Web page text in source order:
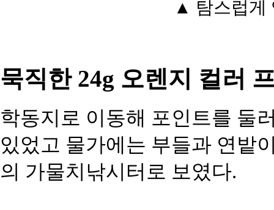
▲ 탐스럽게
묵직한 24g 오렌지 컬러
학동지로 이동해 포인트를 둘
있었고 물가에는 부들과 연밭
의 가물치낚시터로 보였다.